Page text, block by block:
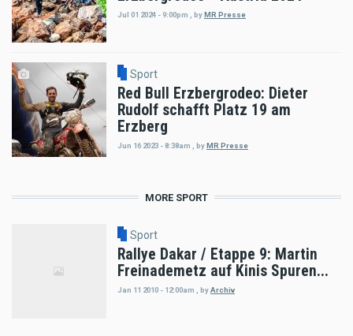
Jul 01 2024 - 9:00pm , byMR Presse
Sport
Red Bull Erzbergrodeo: Dieter
Rudolf schafft Platz 19 am
Erzberg
Jun 16 2023 - 8:38am byMR Presse
MORE SPORT
Sport
Rallye Dakar / Etappe 9: Martin
Freinademetz auf Kinis Spuren...
Jan 11 2010 - 12:00am , byArchiv